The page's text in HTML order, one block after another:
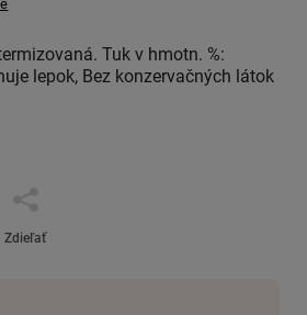
Tuk v hmotn. %:
lepok, Bez konzervačných látok
Zdieľať